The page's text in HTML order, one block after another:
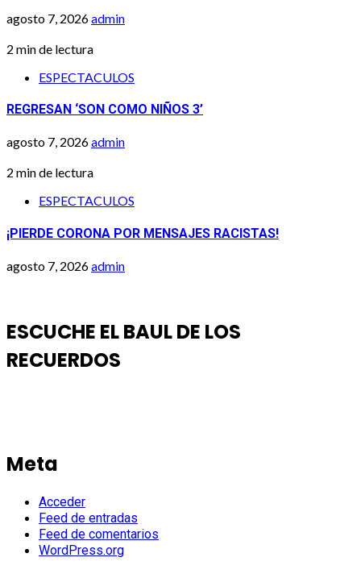
agosto 7, 2026admin
2 min de lectura
ESPECTACULOS
REGRESAN ‘SON COMO NIÑOS 3’
agosto 7, 2026admin
2 min de lectura
ESPECTACULOS
¡PIERDE CORONA POR MENSAJES RACISTAS!
agosto 7, 2026admin
ESCUCHE EL BAUL DE LOS
RECUERDOS
Meta
Acceder
Feed de entradas
Feed de comentarios
WordPress.org